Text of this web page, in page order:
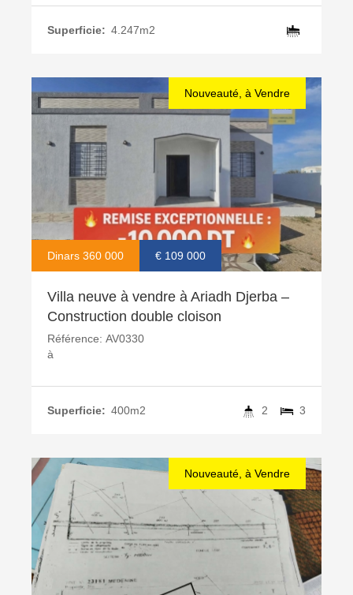
Superficie: 4.247m2
Nouveauté, à Vendre
Dinars 360 000 € 109 000
Villa neuve à vendre à Ariadh Djerba –
Construction double cloison
Référence: AV0330
à
Superficie: 400m2 3
2
Nouveauté, à Vendre